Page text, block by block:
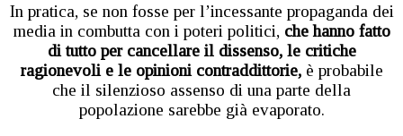
In pratica, se non fosse per l’incessante propaganda dei
media in combutta con i poteri politici, che hanno fatto
di tutto per cancellare il dissenso, le critiche
ragionevoli e le opinioni contraddittorie,è probabile
che il silenzioso assenso di una parte della
popolazione sarebbe già evaporato.